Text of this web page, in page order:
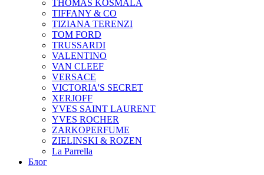
THOMAS KOSMALA
TIFFANY & CO
TIZIANA TERENZI
TOM FORD
TRUSSARDI
VALENTINO
VAN CLEEF
VERSACE
VICTORIA'S SECRET
XERJOFF
YVES SAINT LAURENT
YVES ROCHER
ZARKOPERFUME
ZIELINSKI & ROZEN
La Parrella
Блог